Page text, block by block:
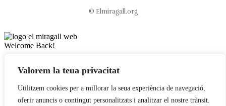
Valorem la teua privacitat
Utilitzem cookies per a millorar la seua experiència de navegació,
oferir anuncis o contingut personalitzats i analitzar el nostre trànsit.
© Elmiragall.org
Welcome Back!